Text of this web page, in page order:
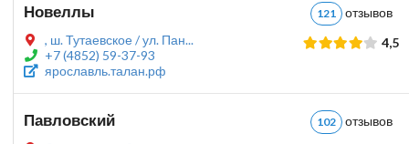
Новеллы 121
, ш. Тутаевское / ул. Пан...
+7 (4852) 59-37-93
ярославль.талан.рф
4,5
Павловский 102